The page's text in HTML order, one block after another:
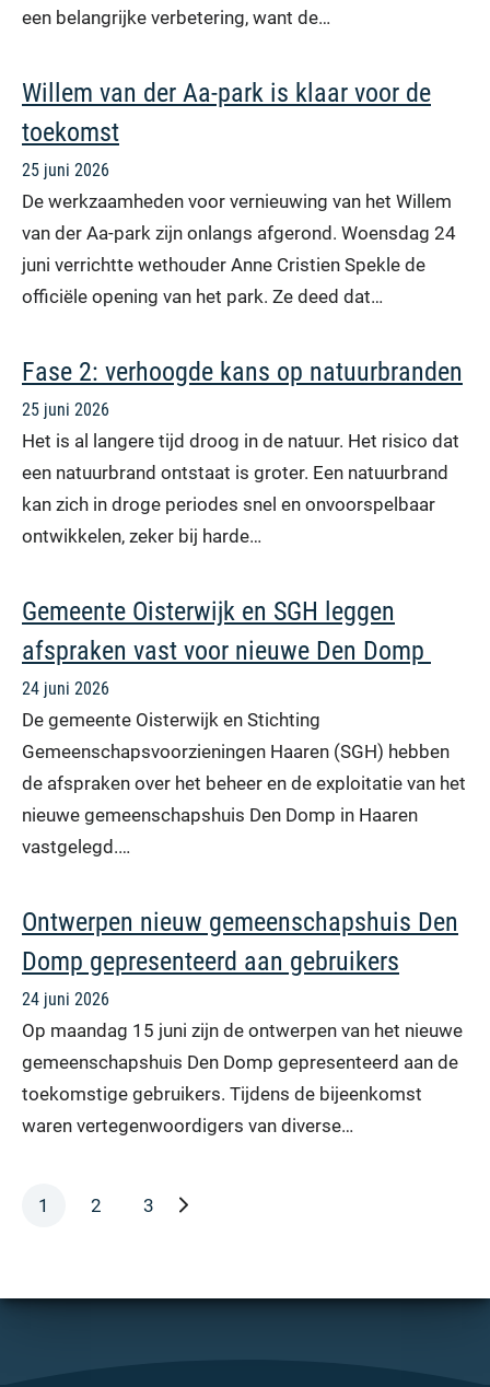
een belangrijke verbetering, want de…
Willem van der Aa-park is klaar voor de
toekomst
25 juni 2026
De werkzaamheden voor vernieuwing van het Willem
van der Aa-park zijn onlangs afgerond. Woensdag 24
juni verrichtte wethouder Anne Cristien Spekle de
officiële opening van het park. Ze deed dat…
Fase 2: verhoogde kans op natuurbranden
25 juni 2026
Het is al langere tijd droog in de natuur. Het risico dat
een natuurbrand ontstaat is groter. Een natuurbrand
kan zich in droge periodes snel en onvoorspelbaar
ontwikkelen, zeker bij harde…
Gemeente Oisterwijk en SGH leggen
afspraken vast voor nieuwe Den Domp
24 juni 2026
De gemeente Oisterwijk en Stichting
Gemeenschapsvoorzieningen Haaren (SGH) hebben
de afspraken over het beheer en de exploitatie van het
nieuwe gemeenschapshuis Den Domp in Haaren
vastgelegd.…
Ontwerpen nieuw gemeenschapshuis Den
Domp gepresenteerd aan gebruikers
24 juni 2026
Op maandag 15 juni zijn de ontwerpen van het nieuwe
gemeenschapshuis Den Domp gepresenteerd aan de
toekomstige gebruikers. Tijdens de bijeenkomst
waren vertegenwoordigers van diverse…
1 2 3 volgende pagina